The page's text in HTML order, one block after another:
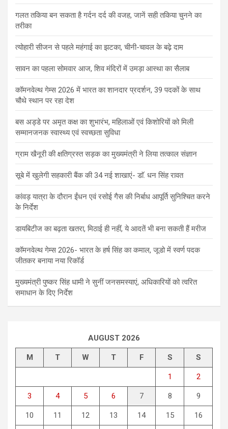
गलत तकिया बन सकता है गर्दन दर्द की वजह, जानें सही तकिया चुनने का
तरीका
त्योहारी सीजन से पहले महंगाई का झटका, चीनी-चावल के बढ़े दाम
सावन का पहला सोमवार आज, शिव मंदिरों में उमड़ा आस्था का सैलाब
कॉमनवेल्थ गेम्स 2026 में भारत का शानदार प्रदर्शन, 39 पदकों के साथ
चौथे स्थान पर रहा देश
बस अड्डे पर अमृत कक्ष का शुभारंभ, महिलाओं एवं किशोरियों को मिली
सम्मानजनक स्वास्थ्य एवं स्वच्छता सुविधा
ग्राम खैनूरी की क्षतिग्रस्त सड़क का मुख्यमंत्री ने लिया तत्काल संज्ञान
सूबे में खुलेगी सहकारी बैंक की 34 नई शाखाएं- डाॅ. धन सिंह रावत
कांवड़ यात्रा के दौरान ईंधन एवं रसोई गैस की निर्बाध आपूर्ति सुनिश्चित करने
के निर्देश
डायबिटीज का बढ़ता खतरा, मिठाई ही नहीं, ये आदतें भी बना सकती हैं मरीज
कॉमनवेल्थ गेम्स 2026- भारत के हर्ष सिंह का कमाल, जूडो में स्वर्ण पदक
जीतकर बनाया नया रिकॉर्ड
मुख्यमंत्री पुष्कर सिंह धामी ने सुनीं जनसमस्याएं, अधिकारियों को त्वरित
समाधान के दिए निर्देश
AUGUST 2026
M T W T F S S
1 2
3 4 5 6 7 8 9
10 11 12 13 14 15 16